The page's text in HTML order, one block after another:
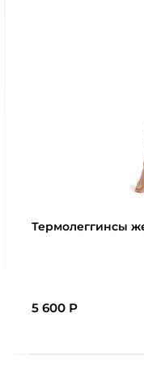
Термолеггинcы
5 600 Р